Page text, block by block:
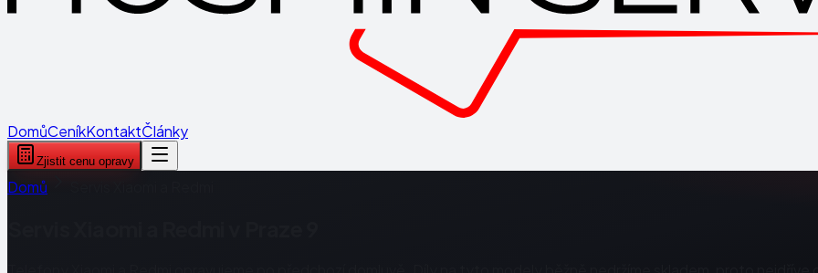
DomůCeníkKontaktČlánky
Zjistit cenu opravy
Domů